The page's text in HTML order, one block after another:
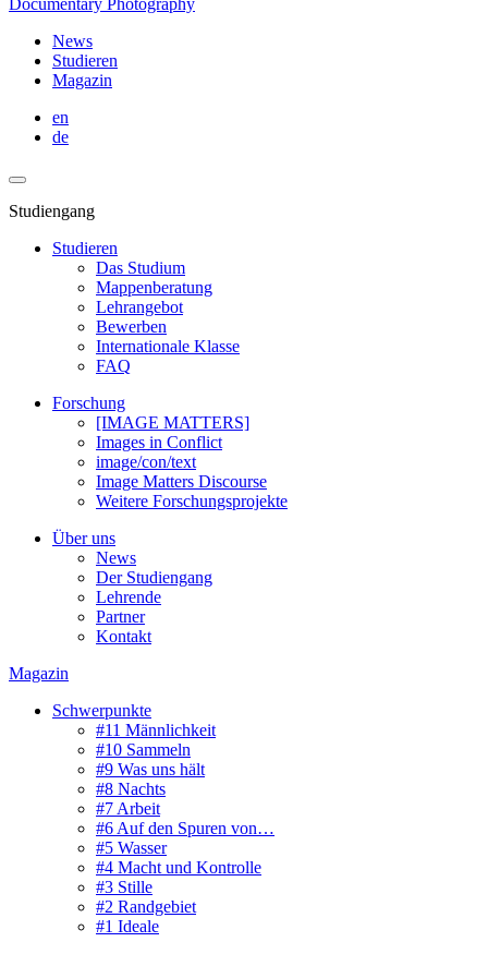
Documentary Photography
News
Studieren
Magazin
en
de
Studiengang
Studieren
Das Studium
Mappenberatung
Lehrangebot
Bewerben
Internationale Klasse
FAQ
Forschung
[IMAGE MATTERS]
Images in Conflict
image/con/text
Image Matters Discourse
Weitere Forschungsprojekte
Über uns
News
Der Studiengang
Lehrende
Partner
Kontakt
Magazin
Schwerpunkte
#11 Männlichkeit
#10 Sammeln
#9 Was uns hält
#8 Nachts
#7 Arbeit
#6 Auf den Spuren von…
#5 Wasser
#4 Macht und Kontrolle
#3 Stille
#2 Randgebiet
#1 Ideale